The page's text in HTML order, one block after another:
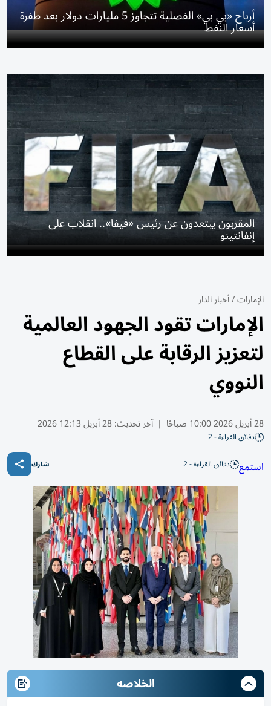
أرباح «بي بي» الفصلية تتجاوز 5 مليارات دولار بعد طفرة
أسعار النفط
المقربون يبتعدون عن رئيس «فيفا».. انقلاب على
إنفانتينو
الإمارات/أخبار الدار
الإمارات تقود الجهود العالمية
لتعزيز الرقابة على القطاع
النووي
28 أبريل 2026 10:00 صباحًا | آخر تحديث:28 أبريل 12:13 2026
دقائق القراءة - 2
استمع دقائق القراءة - 2 شارك
الخلاصه